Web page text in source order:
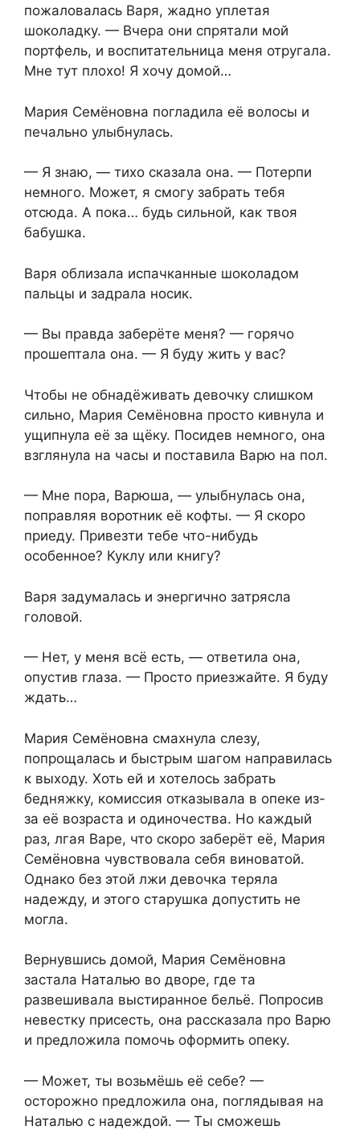
пожаловалась Варя, жадно уплетая
шоколадку. — Вчера они спрятали мой
портфель, и воспитательница меня отругала.
Мне тут плохо! Я хочу домой…
Мария Семёновна погладила её волосы и
печально улыбнулась.
— Я знаю, — тихо сказала она. — Потерпи
немного. Может, я смогу забрать тебя
отсюда. А пока… будь сильной, как твоя
бабушка.
Варя облизала испачканные шоколадом
пальцы и задрала носик.
— Вы правда заберёте меня? — горячо
прошептала она. — Я буду жить у вас?
Чтобы не обнадёживать девочку слишком
сильно, Мария Семёновна просто кивнула и
ущипнула её за щёку. Посидев немного, она
взглянула на часы и поставила Варю на пол.
— Мне пора, Варюша, — улыбнулась она,
поправляя воротник её кофты. — Я скоро
приеду. Привезти тебе что-нибудь
особенное? Куклу или книгу?
Варя задумалась и энергично затрясла
головой.
— Нет, у меня всё есть, — ответила она,
опустив глаза. — Просто приезжайте. Я буду
ждать…
Мария Семёновна смахнула слезу,
попрощалась и быстрым шагом направилась
к выходу. Хоть ей и хотелось забрать
бедняжку, комиссия отказывала в опеке из-
за её возраста и одиночества. Но каждый
раз, лгая Варе, что скоро заберёт её, Мария
Семёновна чувствовала себя виноватой.
Однако без этой лжи девочка теряла
надежду, и этого старушка допустить не
могла.
Вернувшись домой, Мария Семёновна
застала Наталью во дворе, где та
развешивала выстиранное бельё. Попросив
невестку присесть, она рассказала про Варю
и предложила помочь оформить опеку.
— Может, ты возьмёшь её себе? —
осторожно предложила она, поглядывая на
Наталью с надеждой. — Ты сможешь